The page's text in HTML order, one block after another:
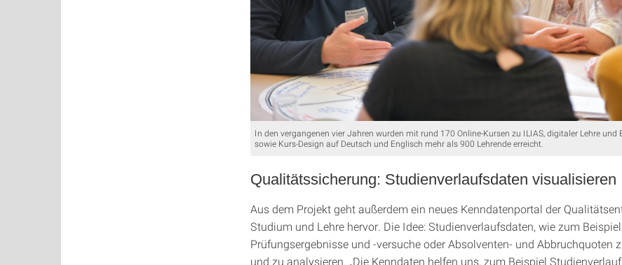
In den vergangenen vier Jahren wurden mit rund 170 Online-Kursen zu ILIAS, digitaler Lehre und
sowie Kurs-Design auf Deutsch und Englisch mehr als 900 Lehrende erreicht.
Qualitätssicherung: Studienverlaufsdaten visualisieren
Aus dem Projekt geht außerdem ein neues Kenndatenportal der
Studium und Lehre hervor. Die Idee: Studienverlaufsdaten, wie zum Beispiel
Prüfungsergebnisse und -versuche oder Absolventen- und Abbruchquoten
und zu analysieren. „Die Kenndaten helfen uns, zum Beispiel